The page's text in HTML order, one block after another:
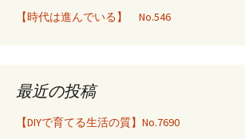
【時代は進んでいる】 No.546
最近の投稿
【DIYで育てる生活の質】No.7690